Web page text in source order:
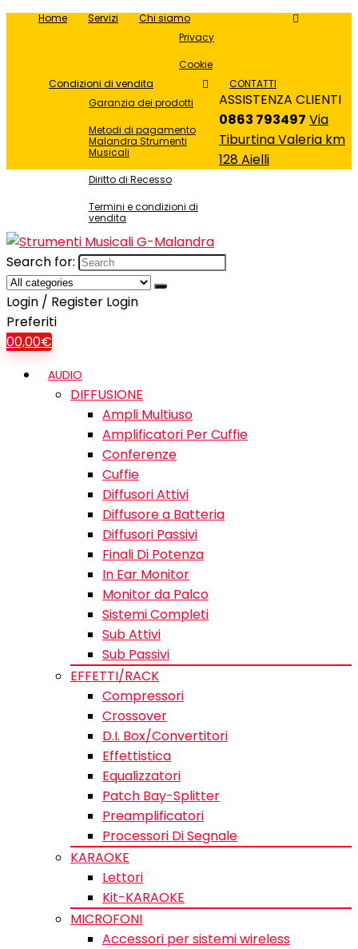
Home Servizi
Chi siamo
Privacy
Cookie
Condizioni di vendita
Garanzia dei prodotti
Metodi di pagamento
Malandra Strumenti
Musicali
Diritto di Recesso
Termini e condizioni di
vendita
CONTATTI
ASSISTENZA CLIENTI
0863 793497 Via
Tiburtina Valeria km
128 Aielli
Search for:
Login / Register Login
Preferiti
00,00€
AUDIO
DIFFUSIONE
Ampli Multiuso
Amplificatori Per Cuffie
Conferenze
Cuffie
Diffusori Attivi
Diffusore a Batteria
Diffusori Passivi
Finali Di Potenza
In Ear Monitor
Monitor da Palco
Sistemi Completi
Sub Attivi
Sub Passivi
EFFETTI/RACK
Compressori
Crossover
D.I. Box/Convertitori
Effettistica
Equalizzatori
Patch Bay-Splitter
Preamplificatori
Processori Di Segnale
KARAOKE
Lettori
Kit-KARAOKE
MICROFONI
Accessori per sistemi wireless